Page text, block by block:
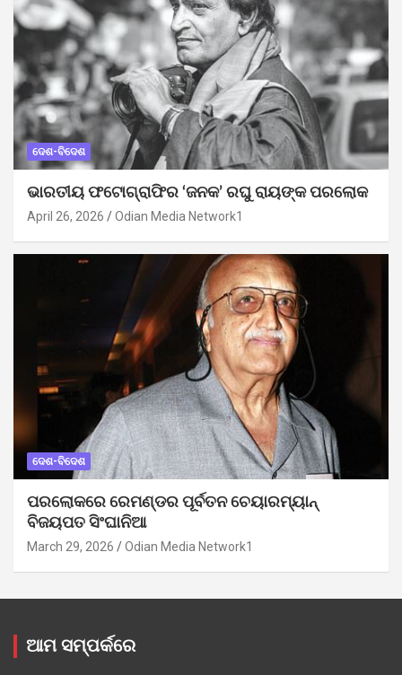
ଦେଶ-ବିଦେଶ
ଭାରତୀୟ ଫଟୋଗ୍ରାଫିର ‘ଜନକ’ ରଘୁ ରାୟଙ୍କ ପରଲୋକ
April 26, 2026 Odian Media Network1
ଦେଶ-ବିଦେଶ
ପରଲୋକରେ ରେମଣ୍ଡର ପୂର୍ବତନ ଚେୟାରମ୍ୟାନ୍
ବିଜୟପତ ସିଂଘାନିଆ
March 29, 2026 Odian Media Network1
ଆମ ସମ୍ପର୍କରେ